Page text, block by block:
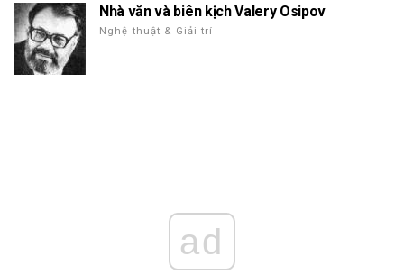
Nhà văn và biên kịch Valery Osipov
Nghệ thuật & Giải trí
ad